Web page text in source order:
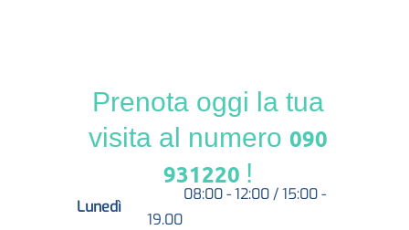
Prenota oggi la tua
visita al numero 090
931220 !
Lunedì
08:00 - 12:00 / 15:00 -
19.00